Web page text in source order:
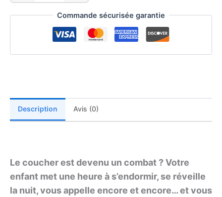
de
Mes
—
du
sommeil
à
DYS)
Commande sécurisée garantie
Description Avis (0)
Le coucher est devenu un combat ? Votre
enfant met une heure à s’endormir, se réveille
la nuit, vous appelle encore et encore… et vous